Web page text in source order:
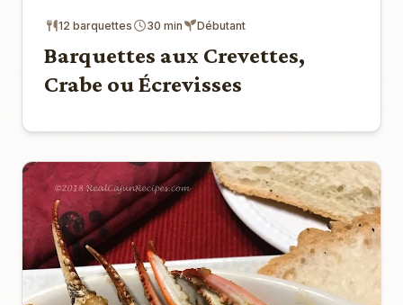
12 barquettes 30 min Débutant
Barquettes aux Crevettes,
Crabe ou Écrevisses